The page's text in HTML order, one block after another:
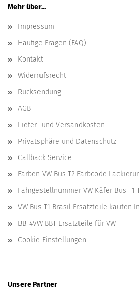
Mehr über...
Impressum
Häufige Fragen (FAQ)
Kontakt
Widerrufsrecht
Rücksendung
AGB
Liefer- und Versandkosten
Privatsphäre und Datenschutz
Callback Service
Farben VW Bus T2 Farbcode
Fahrgestellnummer VW Käfer Bus T1
VW Bus T1 Brasil Ersatzteile kaufen
BBT4VW BBT Ersatzteile für VW
Cookie Einstellungen
Unsere Partner